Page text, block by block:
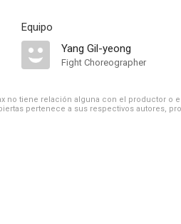
Equipo
Yang Gil-yeong
Fight Choreographer
no tiene relación alguna con el productor o
pertenece a sus respectivos autores,